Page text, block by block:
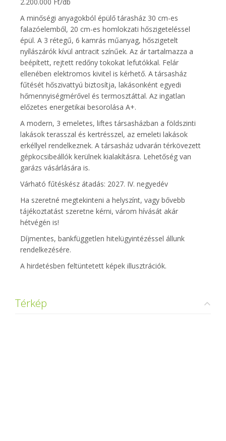
A minőségi anyagokból épülő tárasház 30 cm-es
falazóelemből, 20 cm-es homlokzati hőszigeteléssel
épül. A 3 rétegű, 6 kamrás műanyag, hőszigetelt
nyílászárók kívül antracit színűek. Az ár tartalmazza a
beépített, rejtett redőny tokokat lefutókkal. Felár
ellenében elektromos kivitel is kérhető. A társasház
fűtését hőszivattyú biztosítja, lakásonként egyedi
hőmennyiségmérővel és termosztáttal. Az ingatlan
előzetes energetikai besorolása A+.
A modern, 3 emeletes, liftes társasházban a földszinti
lakások terasszal és kertrésszel, az emeleti lakások
erkéllyel rendelkeznek. A társasház udvarán térkövezett
gépkocsibeállók kerülnek kialakításra. Lehetőség van
garázs vásárlására is.
Várható fűtéskész átadás: 2027. IV. negyedév
Ha szeretné megtekinteni a helyszínt, vagy bővebb
tájékoztatást szeretne kérni, várom hívását akár
hétvégén is!
Díjmentes, bankfüggetlen hitelügyintézéssel állunk
rendelkezésére.
A hirdetésben feltüntetett képek illusztrációk.
Térkép